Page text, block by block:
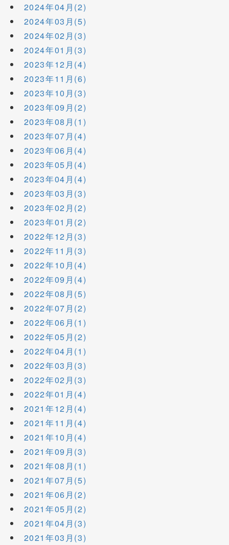
2024年04月(2)
2024年03月(5)
2024年02月(3)
2024年01月(3)
2023年12月(4)
2023年11月(6)
2023年10月(3)
2023年09月(2)
2023年08月(1)
2023年07月(4)
2023年06月(4)
2023年05月(4)
2023年04月(4)
2023年03月(3)
2023年02月(2)
2023年01月(2)
2022年12月(3)
2022年11月(3)
2022年10月(4)
2022年09月(4)
2022年08月(5)
2022年07月(2)
2022年06月(1)
2022年05月(2)
2022年04月(1)
2022年03月(3)
2022年02月(3)
2022年01月(4)
2021年12月(4)
2021年11月(4)
2021年10月(4)
2021年09月(3)
2021年08月(1)
2021年07月(5)
2021年06月(2)
2021年05月(2)
2021年04月(3)
2021年03月(3)